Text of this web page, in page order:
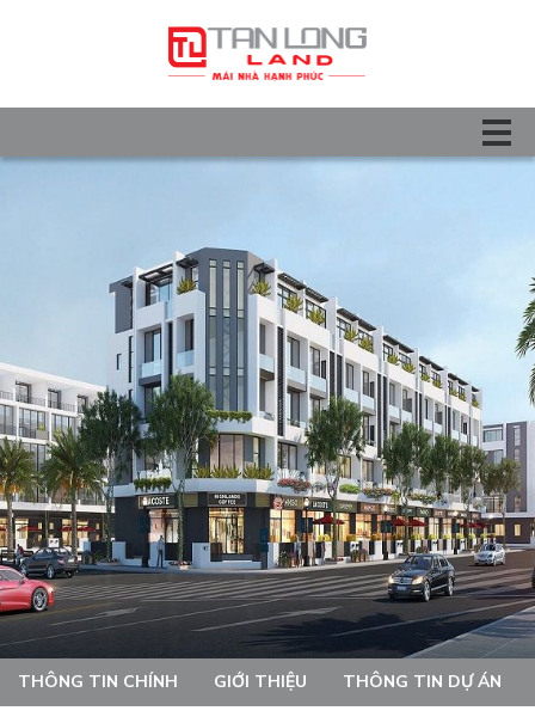
THÔNG TIN CHÍNH GIỚI THIỆU THÔNG TIN DỰ ÁN